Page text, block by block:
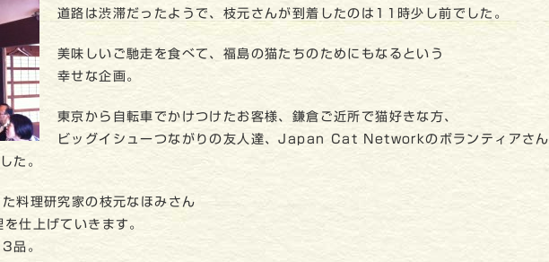
道路は渋滞だったようで、枝元さんが到着したのは11時少し前でした。
美味しいご馳走を食べて、福島の猫たちのためにもなるという
幸せな企画。
東京から自転車でかけつけたお客様、鎌倉ご近所で猫好きな方、
ビッグイシューつながりの友人達、Japan Cat Networkのボランティアさん
た。
料理研究家の枝元なほみさん
仕上げていきます。
品。